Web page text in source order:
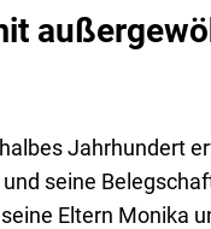
Jahrhundert
seine
Eltern Monika